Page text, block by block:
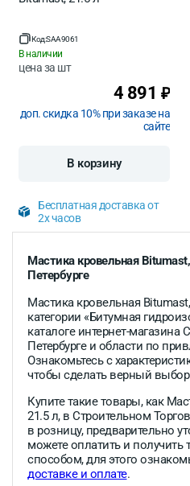
Код:SAA9061
В наличии
цена за шт
4 891 ₽
доп. скидка 10% при заказе на
сайте
В корзину
Бесплатная доставка от
2х часов
Мастика кровельная
Петербурге
Мастика кровельная
категории «Битумная
каталоге интернет-
Петербурге и области по
Ознакомьтесь с
чтобы сделать верный выбор
Купите такие товары, как
21.5 л, в Строительном
в розницу, предварительно
можете оплатить и
способом, для этого
доставке и оплате.